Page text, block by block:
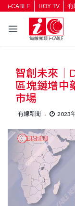
i-CABLE HOY TV 有
智創未來
區塊鏈增
市場
有線新聞 2023